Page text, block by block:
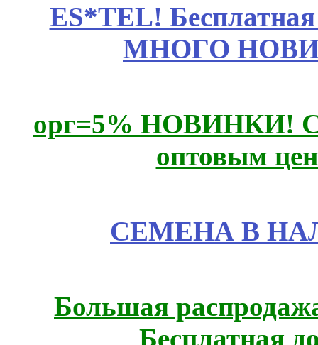
ES*TEL!
МНОГО
орг=5% НОВИНКИ!
оптовым
СЕМЕНА В
Большая
Бесплатная